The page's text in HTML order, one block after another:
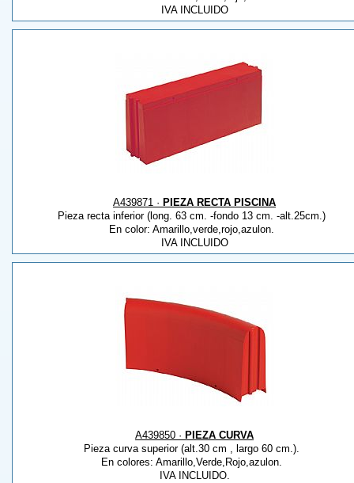
IVA INCLUIDO
A439871 · PIEZA RECTA PISCINA
Pieza recta inferior (long. 63 cm. -fondo 13 cm. -alt.25cm.)
En color: Amarillo,verde,rojo,azulon.
IVA INCLUIDO
A439850 · PIEZA CURVA
Pieza curva superior (alt.30 cm , largo 60 cm.).
En colores: Amarillo,Verde,Rojo,azulon.
IVA INCLUIDO.